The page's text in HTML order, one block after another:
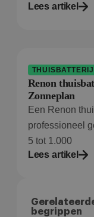
Lees artikel
THUISBATTERIJ
Renon
Zonneplan
Een Renon
professioneel
5 tot 1.000
Lees artikel
begrippen